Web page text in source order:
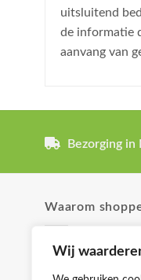
Wij
uitsluitend
de informatie
aanvang van
Bezorging in
Waarom
✓ Uitgebreide